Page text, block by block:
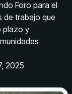
Foro para el
de trabajo que
plazo y
2025